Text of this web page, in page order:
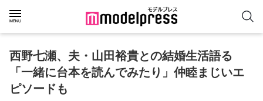
西野七瀬、夫・山田裕貴との結婚生活語る
「一緒に台本を読んでみたり」仲睦まじいエ
ピソードも